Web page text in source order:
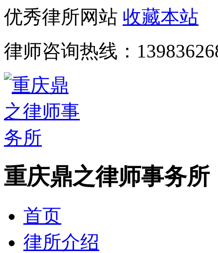
优秀律所网站 收藏本站
律师咨询热线：
重庆鼎之律师事务所
首页
律所介绍